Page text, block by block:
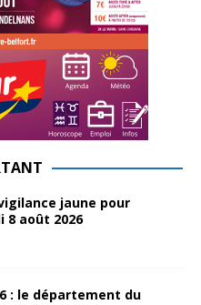
jaune pour
8 août 2026
: le département du